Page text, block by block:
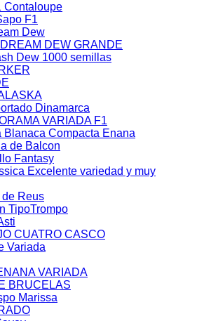
Contaloupe
F1
Dew
DEW GRANDE
Dew 1000 semillas
Dinamarca
VARIADA F1
Blanaca Compacta Enana
de Balcon
Fantasy
Excelente variedad y muy
de Reus
TipoTrompo
CUATRO CASCO
Variada
VARIADA
BRUCELAS
Marissa